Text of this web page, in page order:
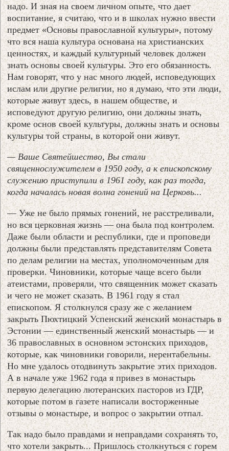
надо. И зная на своем личном опыте, что дает
воспитание, я считаю, что и в школах нужно ввести
предмет «Основы православной культуры», потому
что вся наша культура основана на христианских
ценностях, и каждый культурный человек должен
знать основы своей культуры. Это его обязанность.
Нам говорят, что у нас много людей, исповедующих
ислам или другие религии, но я думаю, что эти люди,
которые живут здесь, в нашем обществе, и
исповедуют другую религию, они должны знать,
кроме основ своей культуры, должны знать и основы
культуры той страны, в которой они живут.
— Ваше Святейшество, Вы стали
священнослужителем в 1950 году, а к епископскому
служению приступили в 1961 году, как раз тогда,
когда началась новая волна гонений на Церковь...
— Уже не было прямых гонений, не расстреливали,
но вся церковная жизнь — она была под контролем.
Даже были области и республики, где и проповеди
должны были представлять представителям Совета
по делам религии на местах, уполномоченным для
проверки. Чиновники, которые чаще всего были
атеистами, проверяли, что священник может сказать
и чего не может сказать. В 1961 году я стал
епископом. Я столкнулся сразу же с желанием
закрыть Пюхтицкий Успенский женский монастырь в
Эстонии — единственный женский монастырь — и
36 православных в основном эстонских приходов,
которые, как чиновники говорили, нерентабельны.
Но мне удалось отодвинуть закрытие этих приходов.
А в начале уже 1962 года я привез в монастырь
первую делегацию лютеранских пасторов из ГДР,
которые потом в газете написали восторженные
отзывы о монастыре, и вопрос о закрытии отпал.
Так надо было правдами и неправдами сохранять то,
что хотели закрыть... Пришлось столкнуться с горем